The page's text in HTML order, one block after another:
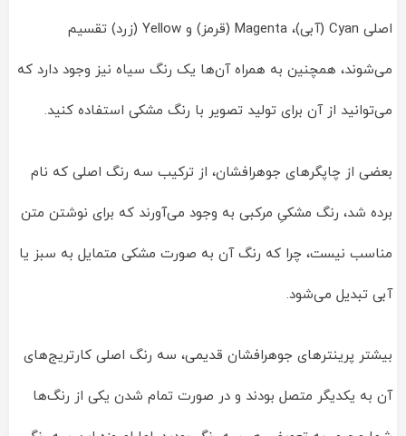
اصلی Cyan (آبی)، Magenta (قرمز) و‌ Yellow (زرد) تقسیم
می‌شوند، همچنین به همراه آن‌ها یک رنگ سیاه نیز وجود دارد که
می‌توانید از آن برای تولید تصویر با رنگ مشکی استفاده کنید.
بعضی از چاپگرهای جوهرافشان، از ترکیب سه رنگ اصلی که نام
برده شد، رنگ مشکیِ مرکبی به وجود می‌آورند که برای نوشتن متن
مناسب نیست، چرا که رنگ آن به صورت مشکی متمایل به سبز یا
آبی تبدیل می‌شود.
بیشتر پرینترهای جوهرافشان قدیمی، سه رنگ اصلی کارتریج‌های
آن به یکدیگر متصل بودند و در صورت تمام شدن یکی از رنگ‌ها